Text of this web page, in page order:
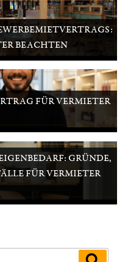
BEACHTEN
FÜR VERMIETER
GRÜNDE,
FÜR VERMIETER